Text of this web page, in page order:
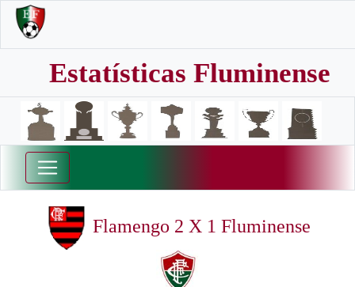
Estatísticas Fluminense
Flamengo 2 X 1 Fluminense